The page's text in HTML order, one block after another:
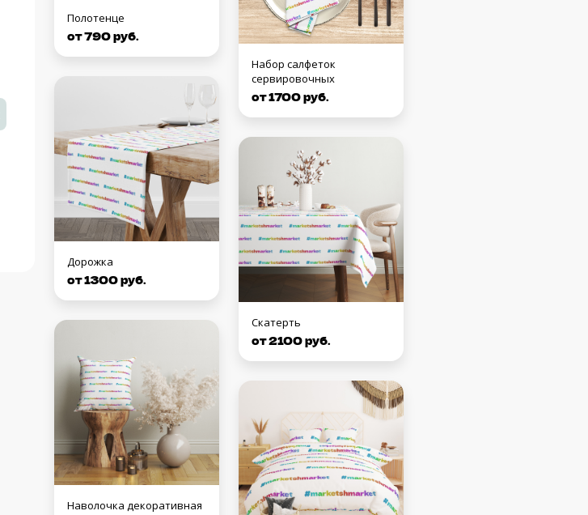
Полотенце
от 790 руб.
Дорожка
от 1300 руб.
Наволочка декоративная
Набор салфеток
сервировочных
от 1700 руб.
Скатерть
от 2100 руб.